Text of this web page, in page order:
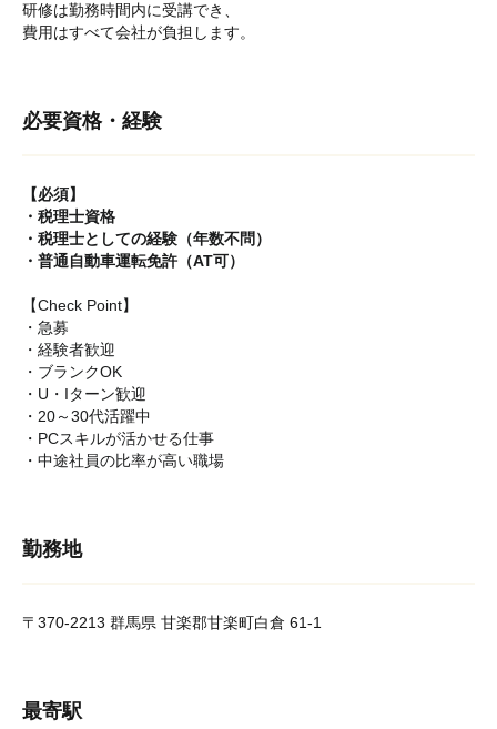
研修は勤務時間内に受講でき、
費用はすべて会社が負担します。
必要資格・経験
【必須】
・税理士資格
・税理士としての経験（年数不問）
・普通自動車運転免許（AT可）
【Check Point】
・急募
・経験者歓迎
・ブランクOK
・U・Iターン歓迎
・20～30代活躍中
・PCスキルが活かせる仕事
・中途社員の比率が高い職場
勤務地
〒370-2213 群馬県 甘楽郡甘楽町白倉 61-1
最寄駅